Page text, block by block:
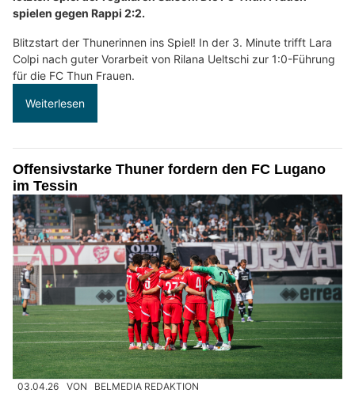
spielen gegen Rappi 2:2.
Blitzstart der Thunerinnen ins Spiel! In der 3. Minute trifft Lara
Colpi nach guter Vorarbeit von Rilana Ueltschi zur 1:0-Führung
für die FC Thun Frauen.
Weiterlesen
Offensivstarke Thuner fordern den FC Lugano
im Tessin
03.04.26 VON BELMEDIA REDAKTION